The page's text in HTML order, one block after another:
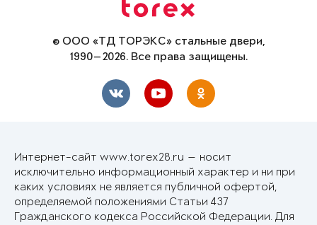
© ООО «ТД ТОРЭКС» стальные двери,
1990—2026. Все права защищены.
Интернет-сайт www.torex28.ru — носит
исключительно информационный характер и ни при
каких условиях не является публичной офертой,
определяемой положениями Статьи 437
Гражданского кодекса Российской Федерации. Для